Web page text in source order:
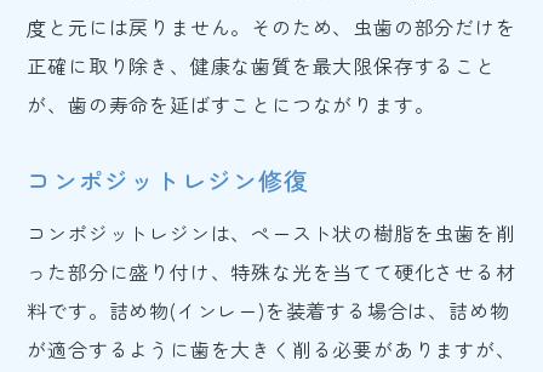
度と元には戻りません。そのため、虫歯の部分だけを
正確に取り除き、健康な歯質を最大限保存すること
が、歯の寿命を延ばすことにつながります。
コンポジットレジン修復
コンポジットレジンは、ペースト状の樹脂を虫歯を削
った部分に盛り付け、特殊な光を当てて硬化させる材
料です。詰め物(インレー)を装着する場合は、詰め物
が適合するように歯を大きく削る必要がありますが、